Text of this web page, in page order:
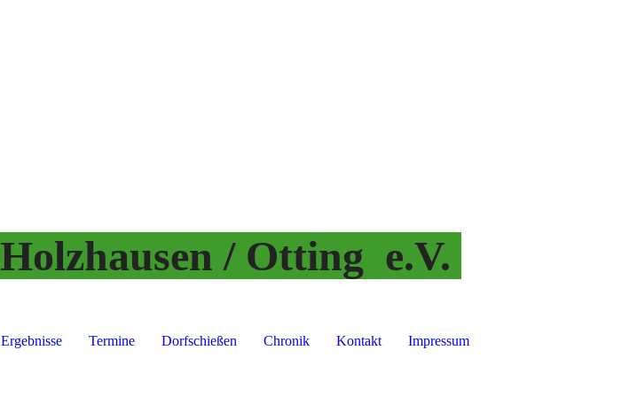
Holzhausen / Otting e.V.
Ergebnisse Termine Dorfschießen Chronik Kontakt Impressum